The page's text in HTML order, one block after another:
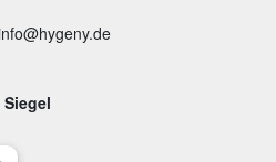
Siegel